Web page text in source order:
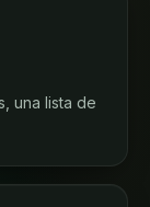
una lista de